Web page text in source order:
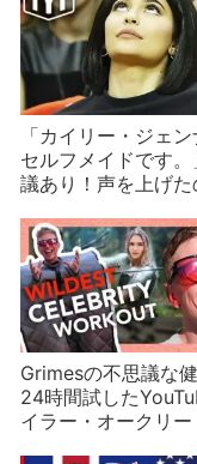
「カイリー・ジェ
セルフメイドです
議あり！声を上げた
Grimesの不思議な
24時間試した
イラー・オークリー